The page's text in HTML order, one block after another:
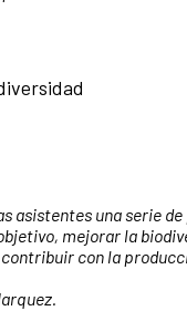
asistentes una serie
mejorar la
con la